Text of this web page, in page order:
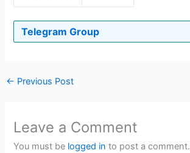
Telegram Group
← Previous Post
Leave a Comment
You must be logged in to post a comment.